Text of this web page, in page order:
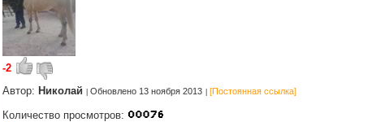
-2
Автор: Николай Обновлено 13 ноября 2013 [Постоянная ссылка]
Количество просмотров: